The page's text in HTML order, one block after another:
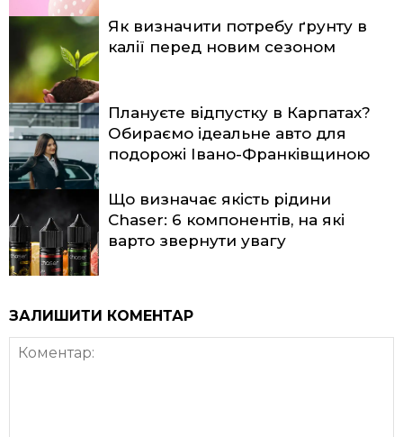
Як визначити потребу ґрунту в
калії перед новим сезоном
Плануєте відпустку в Карпатах?
Обираємо ідеальне авто для
подорожі Івано-Франківщиною
Що визначає якість рідини
Chaser: 6 компонентів, на які
варто звернути увагу
ЗАЛИШИТИ КОМЕНТАР